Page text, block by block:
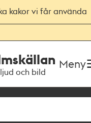
kakor vi får använda
och bild
Meny